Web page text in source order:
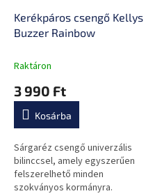
Kerékpáros csengő Kellys
Buzzer Rainbow
Raktáron
3 990 Ft
Kosárba
Sárgaréz csengő univerzális
bilinccsel, amely egyszerűen
felszerelhető minden
szokványos kormányra.